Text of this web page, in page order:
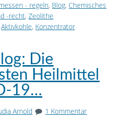
- regeln, Blog, Chemisches
-recht,Zeolithe
Aktivkohle, Konzentrator
Die
Heilmittel
19…
Arnold 1 Kommentar